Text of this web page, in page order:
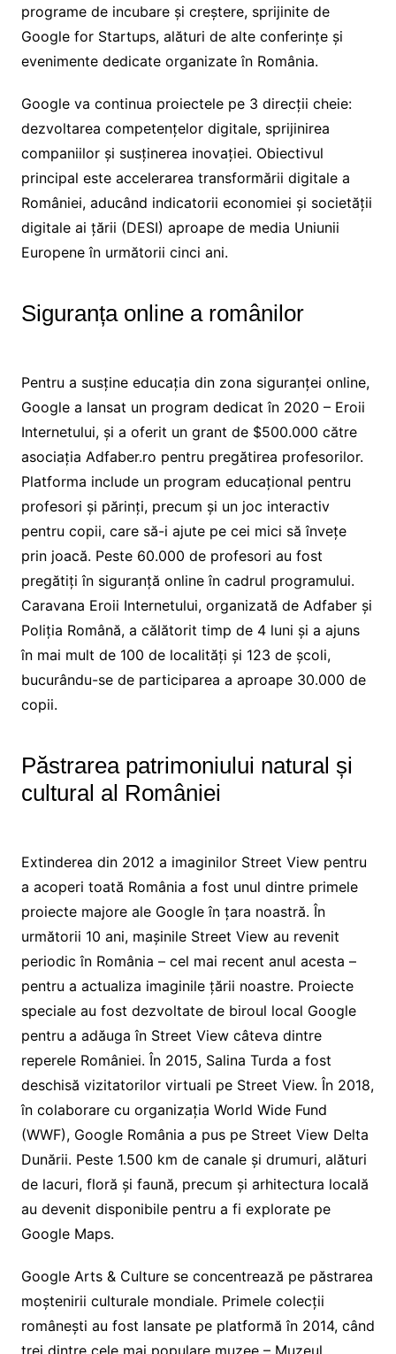
programe de incubare și creștere, sprijinite de
Google for Startups, alături de alte conferințe și
evenimente dedicate organizate în România.
Google va continua proiectele pe 3 direcții cheie:
dezvoltarea competențelor digitale, sprijinirea
companiilor și susținerea inovației. Obiectivul
principal este accelerarea transformării digitale a
României, aducând indicatorii economiei și societății
digitale ai țării (DESI) aproape de media Uniunii
Europene în următorii cinci ani.
Siguranța online a românilor
Pentru a susține educația din zona siguranței online,
Google a lansat un program dedicat în 2020 – Eroii
Internetului, și a oferit un grant de $500.000 către
asociația Adfaber.ro pentru pregătirea profesorilor.
Platforma include un program educațional pentru
profesori și părinți, precum și un joc interactiv
pentru copii, care să-i ajute pe cei mici să învețe
prin joacă. Peste 60.000 de profesori au fost
pregătiți în siguranță online în cadrul programului.
Caravana Eroii Internetului, organizată de Adfaber și
Poliția Română, a călătorit timp de 4 luni și a ajuns
în mai mult de 100 de localități și 123 de școli,
bucurându-se de participarea a aproape 30.000 de
copii.
Păstrarea patrimoniului natural și
cultural al României
Extinderea din 2012 a imaginilor Street View pentru
a acoperi toată România a fost unul dintre primele
proiecte majore ale Google în țara noastră. În
următorii 10 ani, mașinile Street View au revenit
periodic în România – cel mai recent anul acesta –
pentru a actualiza imaginile țării noastre. Proiecte
speciale au fost dezvoltate de biroul local Google
pentru a adăuga în Street View câteva dintre
reperele României. În 2015, Salina Turda a fost
deschisă vizitatorilor virtuali pe Street View. În 2018,
în colaborare cu organizația World Wide Fund
(WWF), Google România a pus pe Street View Delta
Dunării. Peste 1.500 km de canale și drumuri, alături
de lacuri, floră și faună, precum și arhitectura locală
au devenit disponibile pentru a fi explorate pe
Google Maps.
Google Arts & Culture se concentrează pe păstrarea
moștenirii culturale mondiale. Primele colecții
românești au fost lansate pe platformă în 2014, când